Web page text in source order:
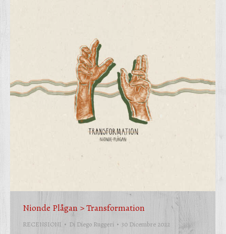
Nionde Plågan > Transformation
RECENSIONI Di Diego Ruggeri 30 Dicembre 2022